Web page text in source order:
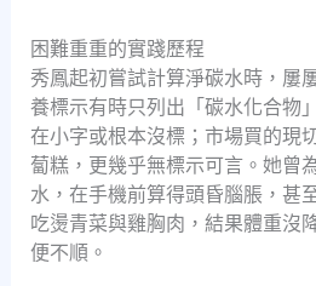
困難重重的實踐歷程
秀鳳起初嘗試計算淨碳水時，屢
養標示有時只列出「碳水化合物
在小字或根本沒標；市場買的現
蔔糕，更幾乎無標示可言。她曾
水，在手機前算得頭昏腦脹，甚
吃燙青菜與雞胸肉，結果體重沒
便不順。